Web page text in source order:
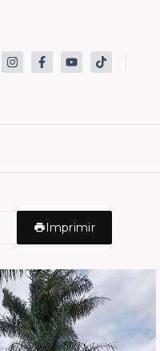
Imprimir